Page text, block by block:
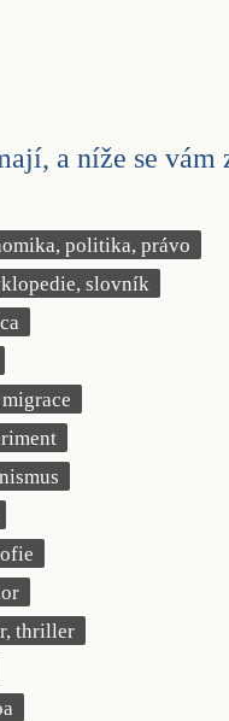
a níže se
politika, právo
slovník
thriller